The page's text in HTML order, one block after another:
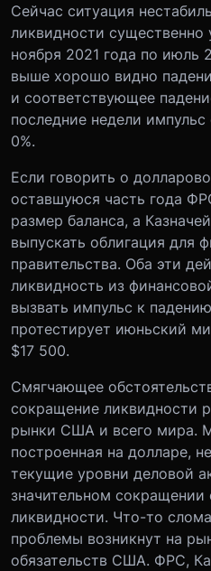
Сейчас ситуация
ликвидности существенно
ноября 2021 года по июль
выше хорошо видно
и соответствующее
последние недели
0%.
Если говорить о
оставшуюся часть года
размер баланса, а
выпускать облигация для
правительства. Оба эти
ликвидность из
вызвать импульс к
протестирует июньский
$17 500.
Смягчающее
сокращение ликвидности
рынки США и всего мира.
построенная на долларе,
текущие уровни деловой
значительном
ликвидности. Что-то
проблемы возникнут на
обязательств США. ФРС,